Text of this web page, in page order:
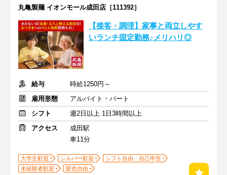
丸亀製麺 イオンモール成田店［111392］
【接客・調理】家事と両立しやす
いランチ固定勤務♪メリハリ◎
給与
時給1250円～
雇用形態
アルバイト・パート
シフト
週2日以上 1日3時間以上
アクセス
成田駅
車11分
大学生歓迎 シルバー歓迎
シフト自由・自己申告
未経験者歓迎
髪色自由